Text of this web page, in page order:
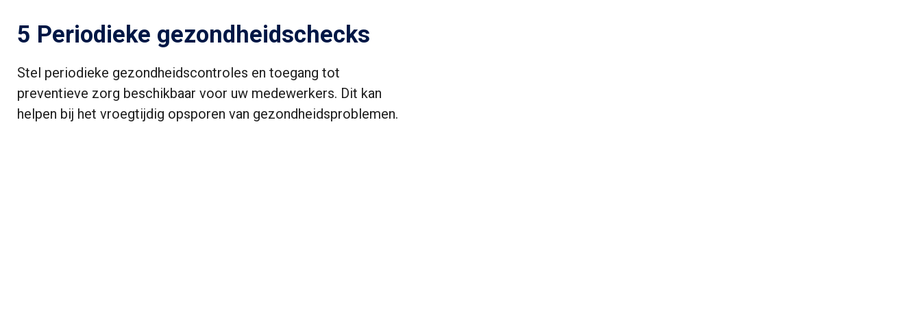
5 Periodieke gezondheidschecks
Stel periodieke gezondheidscontroles en toegang tot
preventieve zorg beschikbaar voor uw medewerkers. Dit kan
helpen bij het vroegtijdig opsporen van gezondheidsproblemen.